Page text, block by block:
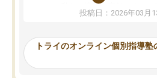
ないのは私たち講師の責任です」と
ってくださり、確かに！と考えて、
ったんですが、学生の先生から学ぶ
み、徐々に成績が上がったらいいな
投稿日：2026年03月
トライのオンライン個別指導